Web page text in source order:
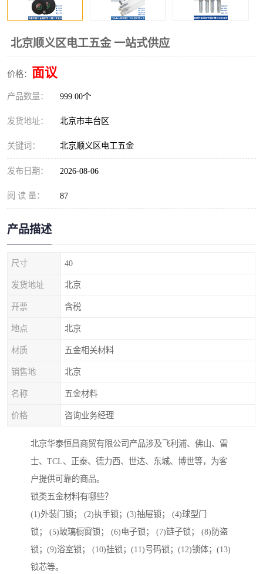
北京顺义区电工五金 一站式供应
价格： 面议
产品数量： 999.00个
发货地址： 北京市丰台区
关键词： 北京顺义区电工五金
发布日期： 2026-08-06
阅 读 量： 87
产品描述
尺寸 40
发货地址 北京
开票 含税
地点 北京
材质 五金相关材料
销售地 北京
名称 五金材料
价格 咨询业务经理
北京华泰恒昌商贸有限公司产品涉及飞利浦、佛山、雷
士、TCL、正泰、德力西、世达、东城、博世等，为客
户提供可靠的商品。
锁类五金材料有哪些？
(1)外装门锁； (2)执手锁；(3)抽屉锁； (4)球型门
锁； (5)玻璃橱窗锁； (6)电子锁； (7)链子锁； (8)防盗
锁；(9)浴室锁； (10)挂锁；(11)号码锁；(12)锁体；(13)
锁芯等。